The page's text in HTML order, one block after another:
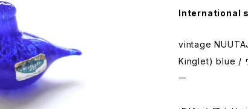
International
vintage
Kinglet) blue / ヴ
ー